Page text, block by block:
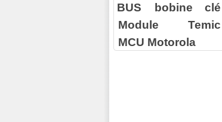
BUS
bobine clé
Module Temic
MCU Motorola